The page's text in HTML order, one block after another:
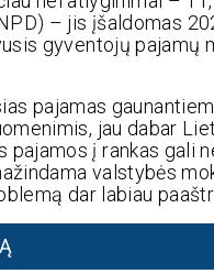
– jis įšaldomas
gyventojų pajamų
pajamas
jau dabar
į rankas gali
valstybės
dar labiau